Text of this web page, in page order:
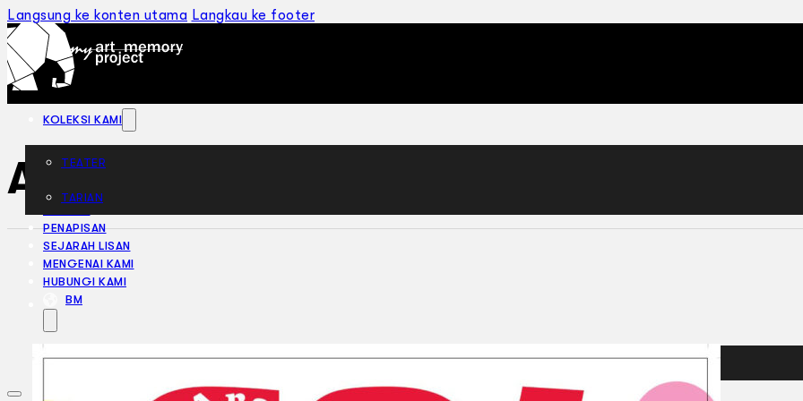
Langsung ke konten utama Langkau ke footer
KOLEKSI KAMI
TEATER
TARIAN
PENAPISAN
SEJARAH LISAN
MENGENAI KAMI
HUBUNGI KAMI
BM
EN
A Midsummer Night’s Dream 仲夏夜